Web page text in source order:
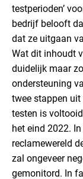
testperioden’
bedrijf belooft
dat ze uitgaan
Wat dit inhoudt
duidelijk maar
ondersteuning
twee stappen
testen is
het eind 2022.
reclamewereld
zal ongeveer
gemonitord. In